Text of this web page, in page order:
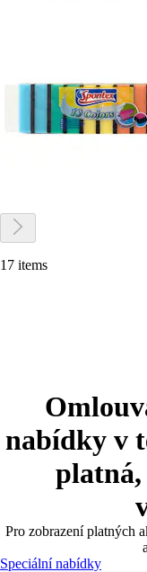
17 items
nabídky v
Pro zobrazení platných
Speciální nabídky